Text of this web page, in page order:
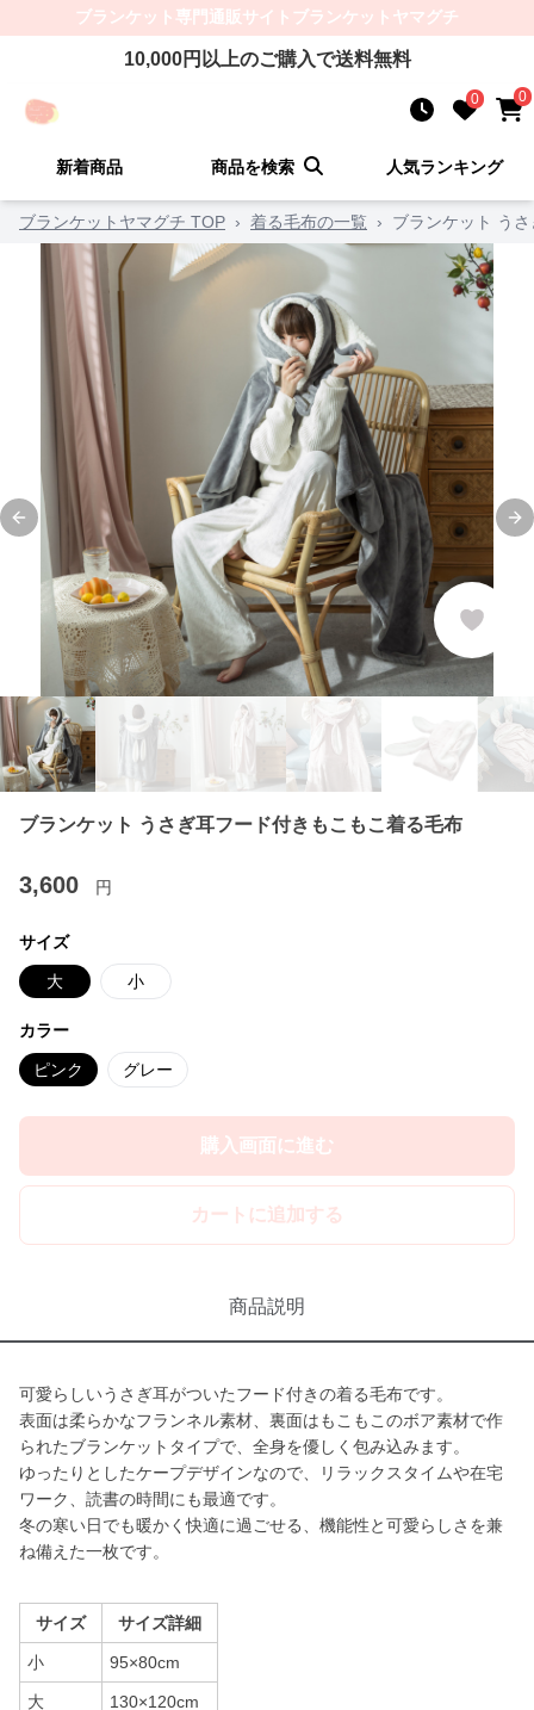
ブランケット 専門通販サイト ブランケットヤマグチ
10,000円以上のご購入で送料無料
0 0
新着商品 商品を検索 人気ランキング
ブランケットヤマグチ TOP › 着る毛布の一覧 › ブランケット う
Previous slide
ブランケット うさぎ耳フード付きもこもこ着る毛布
3,600 円
サイズ
大 小
カラー
ピンク グレー
購入画面に進む
カートに追加する
商品説明
可愛らしいうさぎ耳がついたフード付きの着る毛布です。
表面は柔らかなフランネル素材、裏面はもこもこのボア素材で作
られたブランケットタイプで、全身を優しく包み込みます。
ゆったりとしたケープデザインなので、リラックスタイムや在宅
ワーク、読書の時間にも最適です。
冬の寒い日でも暖かく快適に過ごせる、機能性と可愛らしさを兼
ね備えた一枚です。
サイズ サイズ詳細
小 95×80cm
大 130×120cm